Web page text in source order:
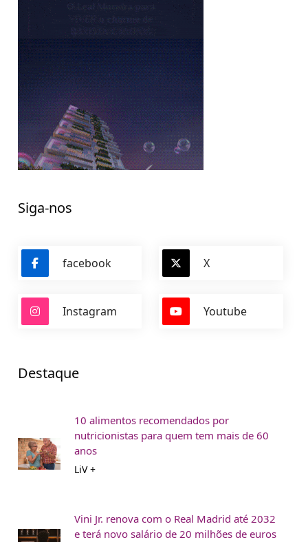
Siga-nos
facebook X
Instagram Youtube
Destaque
10 alimentos recomendados por
nutricionistas para quem tem mais de 60
anos
LiV +
Vini Jr. renova com o Real Madrid até 2032
e terá novo salário de 20 milhões de euros